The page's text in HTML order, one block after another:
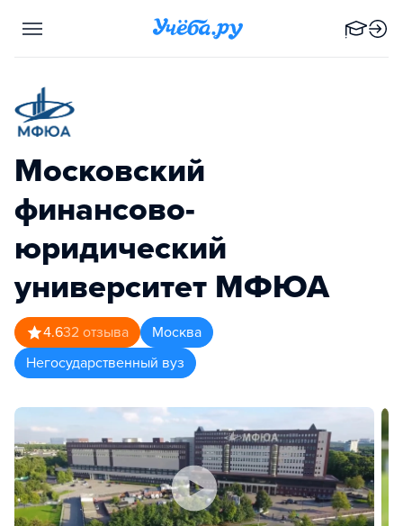
Московский
финансово-
юридический
университет МФЮА
4.632 отзыва
Москва
Негосударственный вуз